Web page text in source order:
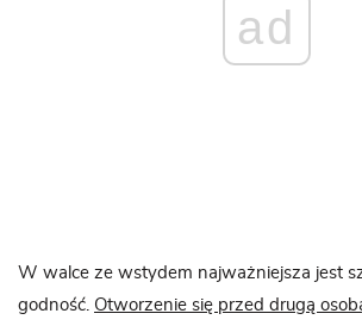
ad
W walce ze wstydem najważniejsza jest
godność. Otworzenie się przed drugą